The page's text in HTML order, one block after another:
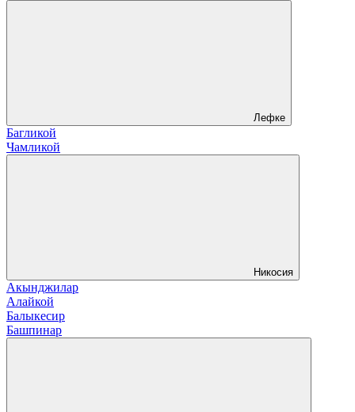
Лефке
Багликой
Чамликой
Никосия
Акынджилар
Алайкой
Балыкесир
Башпинар